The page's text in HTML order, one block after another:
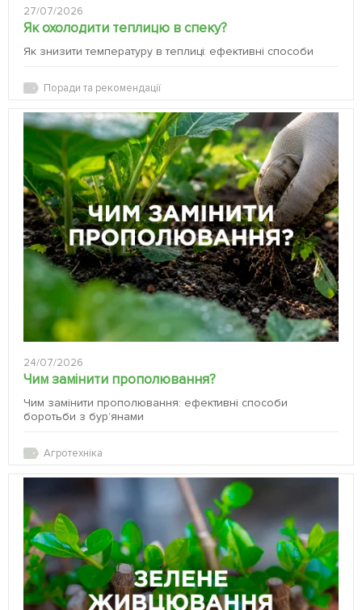
27/07/2026
Як охолодити теплицю в спеку?
Як знизити температуру в теплиці: ефективні способи
Поради та рекомендації
24/07/2026
Чим замінити прополювання?
Чим замінити прополювання: ефективні способи
боротьби з бур’янами
Агротехніка